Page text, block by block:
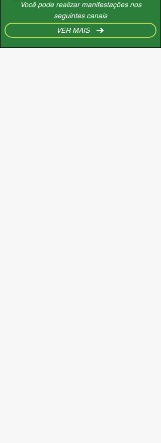
Você pode realizar manifestações nos
seguintes canais
VER MAIS